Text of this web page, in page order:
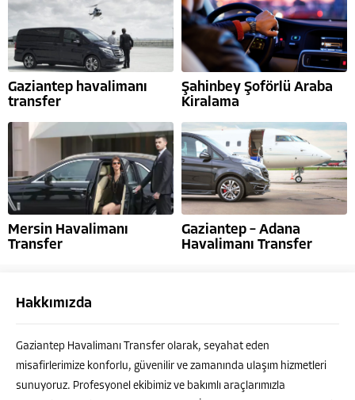
Gaziantep havalimanı
transfer
Şahinbey Şoförlü Araba
Kiralama
Mersin Havalimanı
Transfer
Gaziantep – Adana
Havalimanı Transfer
Hakkımızda
Gaziantep Havalimanı Transfer olarak, seyahat eden
misafirlerimize konforlu, güvenilir ve zamanında ulaşım hizmetleri
sunuyoruz. Profesyonel ekibimiz ve bakımlı araçlarımızla
Ahmet ÇELEBİ